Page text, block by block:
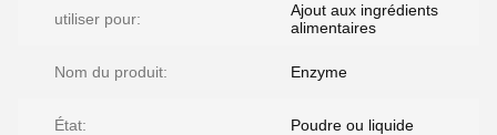
utiliser pour:
Ajout aux ingrédients
alimentaires
Nom du produit: Enzyme
État: Poudre ou liquide